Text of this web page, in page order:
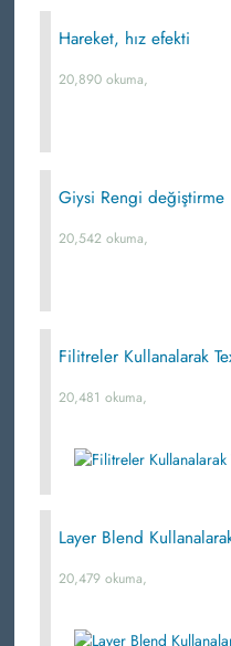
Hareket, hız efekti
20,890 okuma,
Giysi Rengi değiştirme
20,542 okuma,
Filitreler Kullanalarak
20,481 okuma,
Layer Blend
20,479 okuma,